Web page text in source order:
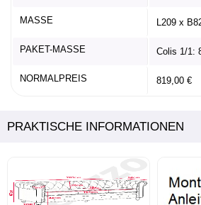
MASSE L209 x
PAKET-MASSE Colis 1/1:
NORMALPREIS 819,00 €
PRAKTISCHE INFORMATIONEN